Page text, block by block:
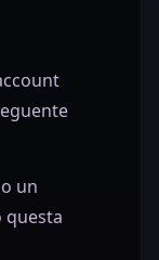
un
questa